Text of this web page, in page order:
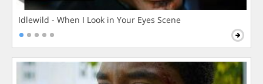
Idlewild - When I Look in Your Eyes Scene